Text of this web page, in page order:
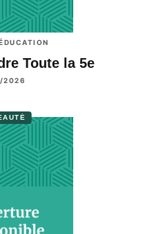
Toute la 5e